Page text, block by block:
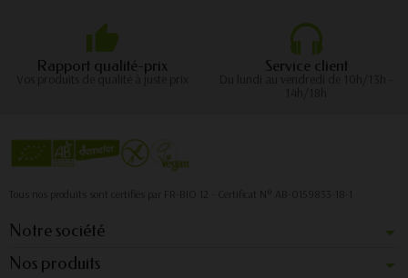
Rapport qualité-prix
Vos produits de qualité à juste prix
Service client
Tous nos produits sont certifiés par FR-BIO 12 - Certificat N° AB-0159833-18-1
Notre société
Nos produits